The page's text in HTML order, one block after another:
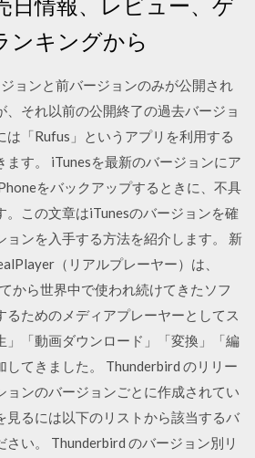
ンキングから
ョンと前バージョンのみが公開され
、それ以前の公開終了の過去バージョ
は「Rufus」というアプリを利用する
ます。 iTunesを最新のバージョンにア
をバックアップするときに、不具
。この文章はiTunesのバージョンを確
ョンを入手する方法を紹介します。 新
（リアルプレーヤー）は、
から世界中で使われ続けてきたソフ
るためのメディアプレーヤーとしてス
」「動画ダウンロード」「変換」「編
してきました。 Thunderbird のリリー
ョンのバージョンごとに作成されてい
見るには以下のリストから該当するバ
い。 Thunderbird のバージョン別リ